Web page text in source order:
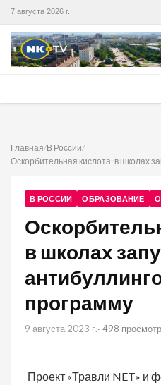
7 августа 2026 г.
Главная/В России/
Оскорбительная кислота: в школах
В РОССИИ ОБРАЗОВАНИЕ
в школах
программу
9 августа 2023 г.· 498
Проект «Травли NET» и